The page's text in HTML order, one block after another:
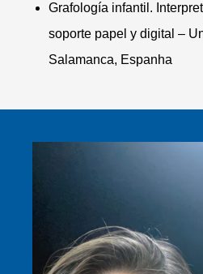
Grafología infantil.
soporte papel y digital –
Salamanca, Espanha